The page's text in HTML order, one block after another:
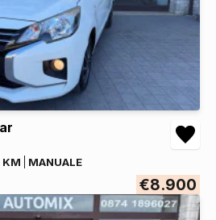
KM
MANUALE
€8.900